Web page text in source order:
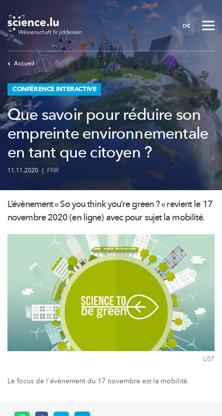
Skip
main
content
DE
Accueil
CONFÉRENCE INTERACTIVE
Que savoir pour réduire son
empreinte environnementale
en tant que citoyen ?
11.11.2020 | FNR
L’évènement« So you think you’re green ? » revient le 17
novembre 2020 (en ligne) avec pour sujet la mobilité.
LIST
Le focus de l'évènement du 17 novembre est la mobilité.